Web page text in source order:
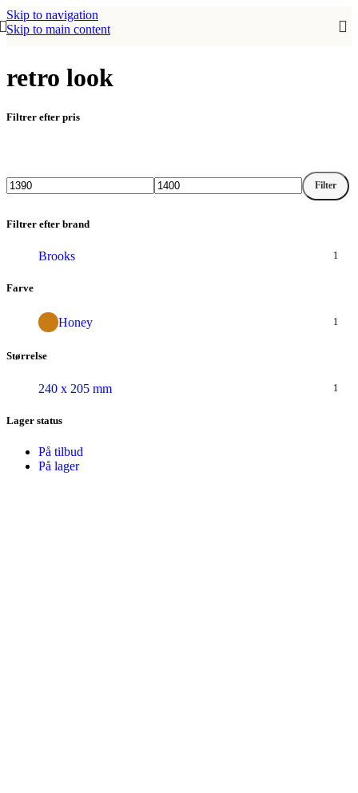
Skip to navigation
Skip to main content
retro look
Filtrer efter pris
Mindste
Højeste
Filter
Filtrer efter brand
Brooks 1
Farve
Honey 1
Størrelse
240 x 205 mm 1
Lager status
På tilbud
På lager